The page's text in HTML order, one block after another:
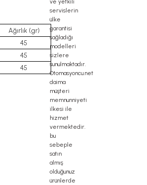
Ağırlık (gr)
45
45
45
delta plc fiyat, konveyör bant,